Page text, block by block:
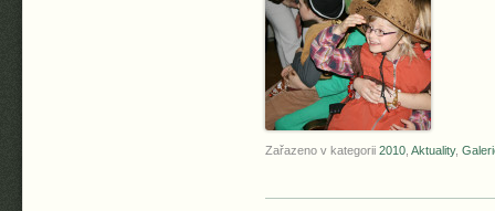
Zařazeno v kategorii 2010 Aktuality,